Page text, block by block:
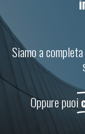
Siamo a
Oppure puoi